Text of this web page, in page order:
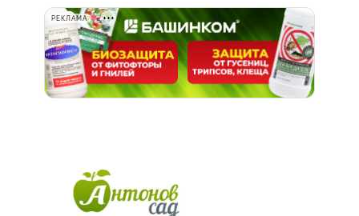
РЕКЛАМА